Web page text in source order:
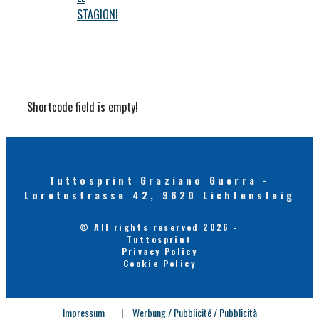
STAGIONI
Shortcode field is empty!
Tuttosprint Graziano Guerra -
Loretostrasse 42, 9620 Lichtensteig
© All rights reserved 2026 -
Tuttosprint
Privacy Policy
Cookie Policy
Impressum | Werbung / Pubblicité / Pubblicità